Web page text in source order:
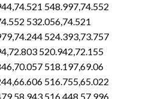
548.997,74.552
532.056,74.521
524.393,73.757
520.942,72.155
518.197,69.06
516.755,65.022
516.448,57.996